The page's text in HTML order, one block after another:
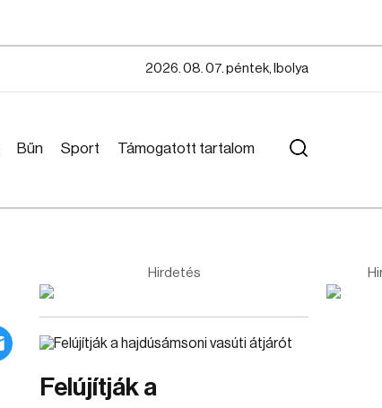
2026. 08. 07. péntek, Ibolya
Bűn Sport Támogatott tartalom
Hirdetés
Felújítják a